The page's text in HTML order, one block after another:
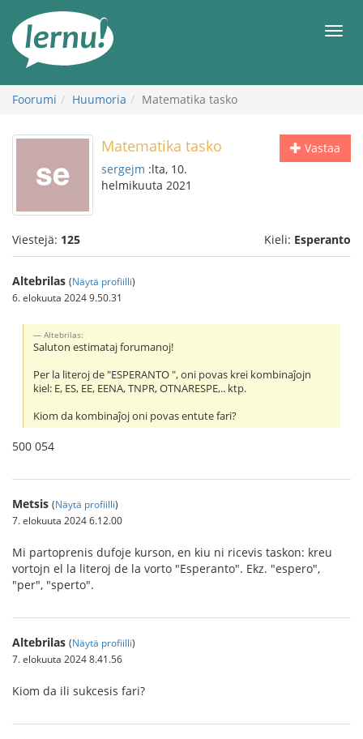
sisältöön
Foorumi Huumoria Matematika tasko
Vastaa
Matematika tasko
sergejm :lta, 10.
helmikuuta 2021
Viestejä: 125 Kieli: Esperanto
Altebrilas (Näytä profiilli)
6. elokuuta 2024 9.50.31
Altebrilas:
Saluton estimataj forumanoj!
Per la literoj de "ESPERANTO ", oni povas krei kombinaĵojn
kiel: E, ES, EE, EENA, TNPR, OTNARESPE,.. ktp.
Kiom da kombinaĵoj oni povas entute fari?
500 054
Metsis (Näytä profiilli)
7. elokuuta 2024 6.12.00
Mi partoprenis dufoje kurson, en kiu ni ricevis taskon: kreu
vortojn el la literoj de la vorto "Esperanto". Ekz. "espero",
"per", "sperto".
Altebrilas (Näytä profiilli)
7. elokuuta 2024 8.41.56
Kiom da ili sukcesis fari?